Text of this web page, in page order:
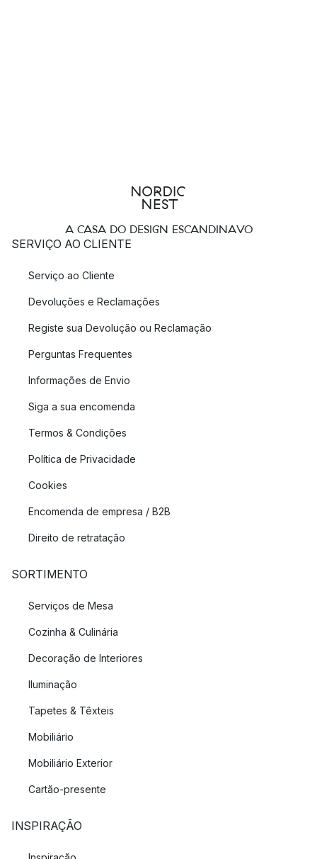
A CASA DO DESIGN ESCANDINAVO
SERVIÇO AO CLIENTE
Serviço ao Cliente
Devoluções e Reclamações
Registe sua Devolução ou Reclamação
Perguntas Frequentes
Informações de Envio
Siga a sua encomenda
Termos & Condições
Política de Privacidade
Cookies
Encomenda de empresa / B2B
Direito de retratação
SORTIMENTO
Serviços de Mesa
Cozinha & Culinária
Decoração de Interiores
Iluminação
Tapetes & Têxteis
Mobiliário
Mobiliário Exterior
Cartão-presente
INSPIRAÇÃO